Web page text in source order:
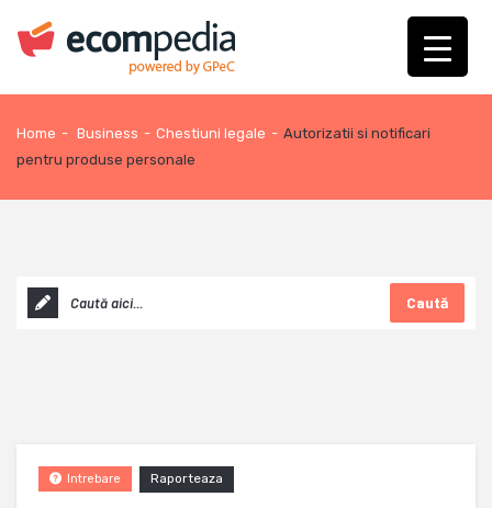
Home - Business - Chestiuni legale - Autorizatii si notificari
pentru produse personale
Caută
Raporteaza
Intrebare